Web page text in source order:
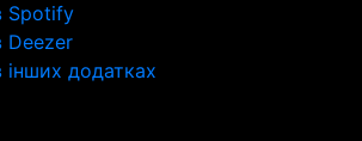
Spotify
Deezer
інших додатках